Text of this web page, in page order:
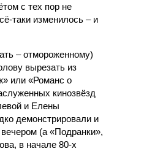
с тех пор не
таки изменилось – и
– отмороженному)
вырезать из
или «Романс о
кинозвёзд
и Елены
демонстрировали и
(а «Подранки»,
в начале 80-х